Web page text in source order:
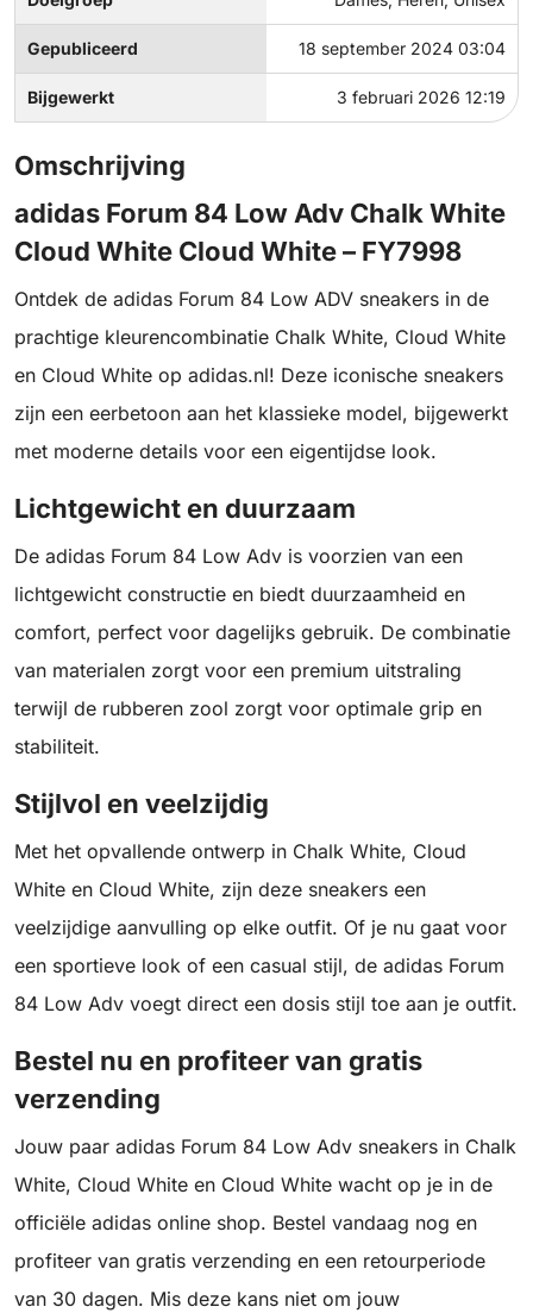
Gepubliceerd 18 september 2024 03:04
Bijgewerkt 3 februari 2026 12:19
Omschrijving
adidas Forum 84 Low Adv Chalk White
Cloud White Cloud White – FY7998
Ontdek de adidas Forum 84 Low ADV sneakers in de
prachtige kleurencombinatie Chalk White, Cloud White
en Cloud White op adidas.nl! Deze iconische sneakers
zijn een eerbetoon aan het klassieke model, bijgewerkt
met moderne details voor een eigentijdse look.
Lichtgewicht en duurzaam
De adidas Forum 84 Low Adv is voorzien van een
lichtgewicht constructie en biedt duurzaamheid en
comfort, perfect voor dagelijks gebruik. De combinatie
van materialen zorgt voor een premium uitstraling
terwijl de rubberen zool zorgt voor optimale grip en
stabiliteit.
Stijlvol en veelzijdig
Met het opvallende ontwerp in Chalk White, Cloud
White en Cloud White, zijn deze sneakers een
veelzijdige aanvulling op elke outfit. Of je nu gaat voor
een sportieve look of een casual stijl, de adidas Forum
84 Low Adv voegt direct een dosis stijl toe aan je outfit.
Bestel nu en profiteer van gratis
verzending
Jouw paar adidas Forum 84 Low Adv sneakers in Chalk
White, Cloud White en Cloud White wacht op je in de
officiële adidas online shop. Bestel vandaag nog en
profiteer van gratis verzending en een retourperiode
van 30 dagen. Mis deze kans niet om jouw